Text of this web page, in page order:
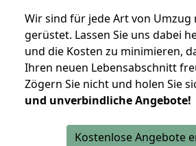
Wir sind für jede Art von Umzug
gerüstet. Lassen Sie uns dabei
und die Kosten zu minimieren,
Ihren neuen Lebensabschnitt
Zögern Sie nicht und holen Sie
und unverbindliche Angebote!
Kostenlose Angebote